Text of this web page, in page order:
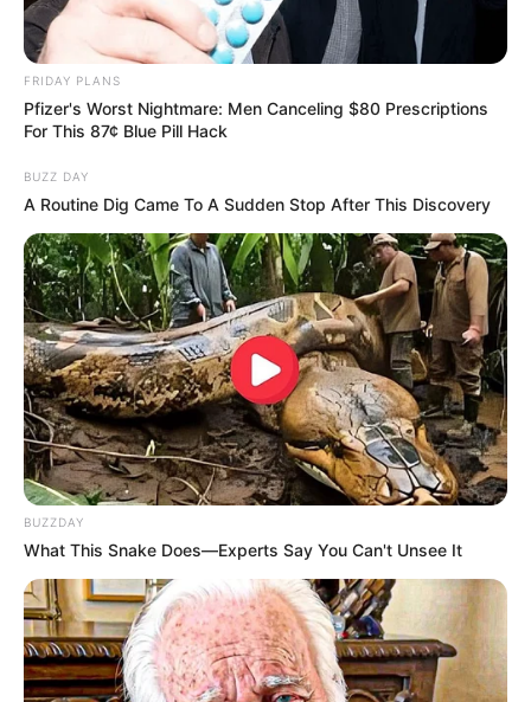
FRIDAY PLANS
Pfizer's Worst Nightmare: Men Canceling $80 Prescriptions
For This 87¢ Blue Pill Hack
BUZZ DAY
A Routine Dig Came To A Sudden Stop After This Discovery
BUZZDAY
What This Snake Does—Experts Say You Can't Unsee It